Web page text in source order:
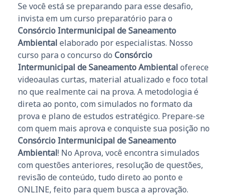
Se você está se preparando para esse desafio,
invista em um curso preparatório para o
Consórcio Intermunicipal de Saneamento
Ambiental elaborado por especialistas. Nosso
curso para o concurso do Consórcio
Intermunicipal de Saneamento Ambiental oferece
videoaulas curtas, material atualizado e foco total
no que realmente cai na prova. A metodologia é
direta ao ponto, com simulados no formato da
prova e plano de estudos estratégico. Prepare-se
com quem mais aprova e conquiste sua posição no
Consórcio Intermunicipal de Saneamento
Ambiental! No Aprova, você encontra simulados
com questões anteriores, resolução de questões,
revisão de conteúdo, tudo direto ao ponto e
ONLINE, feito para quem busca a aprovação.